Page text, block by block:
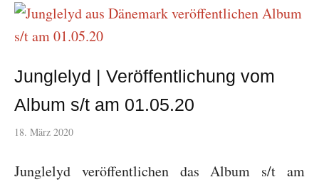
Junglelyd | Veröffentlichung vom
Album s/t am 01.05.20
18. März 2020
Junglelyd veröffentlichen das Album s/t am